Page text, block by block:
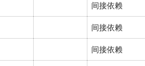
间接依赖
间接依赖
间接依赖